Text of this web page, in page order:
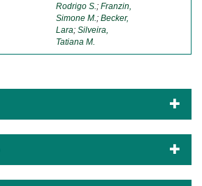
Rodrigo S.; Franzin,
Simone M.; Becker,
Lara; Silveira,
Tatiana M.